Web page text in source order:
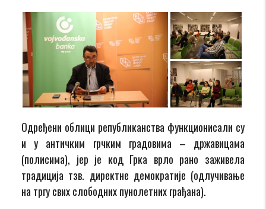
Одређени облици републиканства функционисали су
и у античким грчким градовима – државицама
(полисима), јер је код Грка врло рано заживела
традиција тзв. директне демократије (одлучивање
на тргу свих слободних пунолетних грађана).